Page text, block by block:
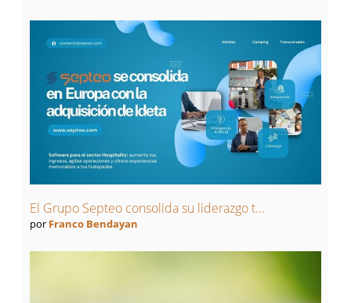
El Grupo Septeo consolida su liderazgo t...
por Franco Bendayan